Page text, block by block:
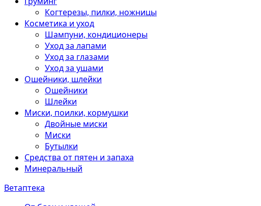
Когтерезы, пилки, ножницы
Косметика и уход
Шампуни, кондиционеры
Уход за лапами
Уход за глазами
Уход за ушами
Ошейники, шлейки
Ошейники
Шлейки
Миски, поилки, кормушки
Двойные миски
Миски
Бутылки
Средства от пятен и запаха
Минеральный
Ветаптека